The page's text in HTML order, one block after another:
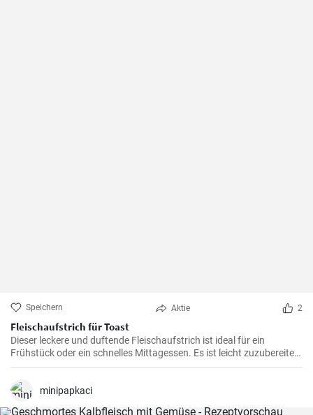
Speichern Aktie 2
Fleischaufstrich für Toast
Dieser leckere und duftende Fleischaufstrich ist ideal für ein
Frühstück oder ein schnelles Mittagessen. Es ist leicht zuzubereiten
und wird sicherlich alle Fleischliebhaber erfreuen.
minipapkaci